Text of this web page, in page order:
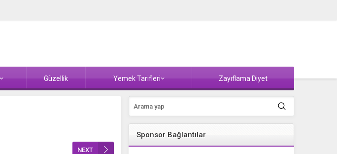
Güzellik Yemek Tarifleri Zayıflama Diyet
NEXT
Sponsor Bağlantılar